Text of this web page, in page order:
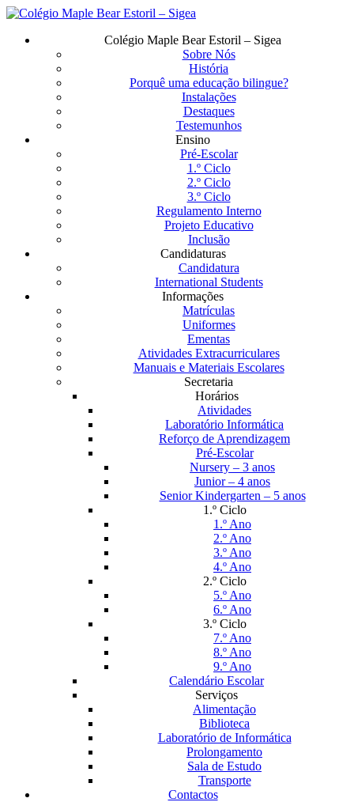
Saltar
Menu
Colégio Maple Bear Estoril – Sigea
Sobre Nós
História
Porquê uma educação bilingue?
Instalações
Destaques
Testemunhos
Ensino
Pré-Escolar
1.º Ciclo
2.º Ciclo
3.º Ciclo
Regulamento Interno
Projeto Educativo
Inclusão
Candidaturas
Candidatura
International Students
Informações
Matrículas
Uniformes
Ementas
Atividades Extracurriculares
Manuais e Materiais Escolares
Secretaria
Horários
Atividades
Laboratório Informática
Reforço de Aprendizagem
Pré-Escolar
Nursery – 3 anos
Junior – 4 anos
Senior Kindergarten – 5 anos
1.º Ciclo
1.º Ano
2.º Ano
3.º Ano
4.º Ano
2.º Ciclo
5.º Ano
6.º Ano
3.º Ciclo
7.º Ano
8.º Ano
9.º Ano
Calendário Escolar
Serviços
Alimentação
Biblioteca
Laboratório de Informática
Prolongamento
Sala de Estudo
Transporte
Contactos